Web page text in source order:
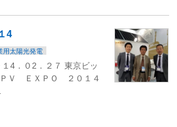
4
用太陽光発電
4．０2．２７ 東京ビッ
ＰＶ ＥＸＰＯ ２０１４